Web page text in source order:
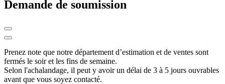
Demande de soumission
Prenez note que notre département d’estimation et de ventes sont
fermés le soir et les fins de semaine.
Selon l'achalandage, il peut y avoir un délai de 3 à 5 jours ouvrables
avant que vous soyez contacté.